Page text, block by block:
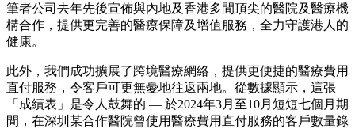
筆者公司去年先後宣佈與內地及香港多間頂尖的醫院及醫療機
構合作，提供更完善的醫療保障及增值服務，全力守護港人的
健康。
此外，我們成功擴展了跨境醫療網絡，提供更便捷的醫療費用
直付服務，令客戶可更無憂地往返兩地。從數據顯示，這張
「成績表」是令人鼓舞的 — 於2024年3月至10月短短七個月期
間，在深圳某合作醫院曾使用醫療費用直付服務的客戶數量錄